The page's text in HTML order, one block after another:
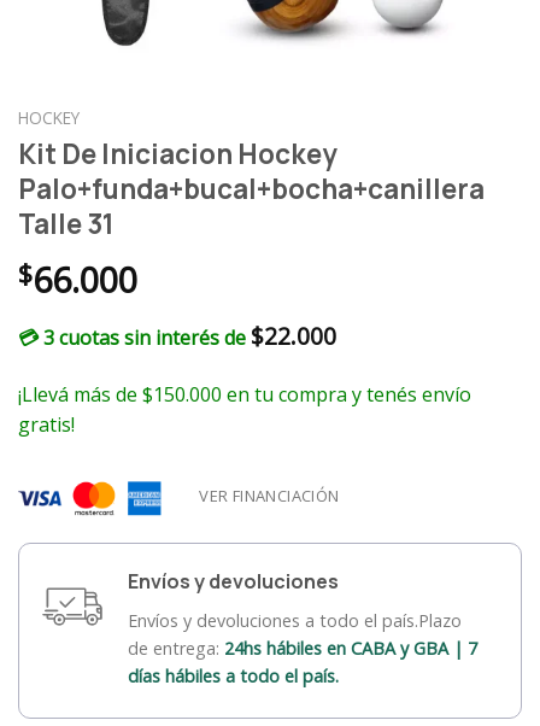
HOCKEY
Kit De Iniciacion Hockey
Palo+funda+bucal+bocha+canillera
Talle 31
$66.000
💳 3 cuotas sin interés de $22.000
¡Llevá más de $150.000 en tu compra y tenés envío
gratis!
VER FINANCIACIÓN
Envíos y devoluciones
Envíos y devoluciones a todo el país.Plazo
de entrega: 24hs hábiles en CABA y GBA | 7
días hábiles a todo el país.